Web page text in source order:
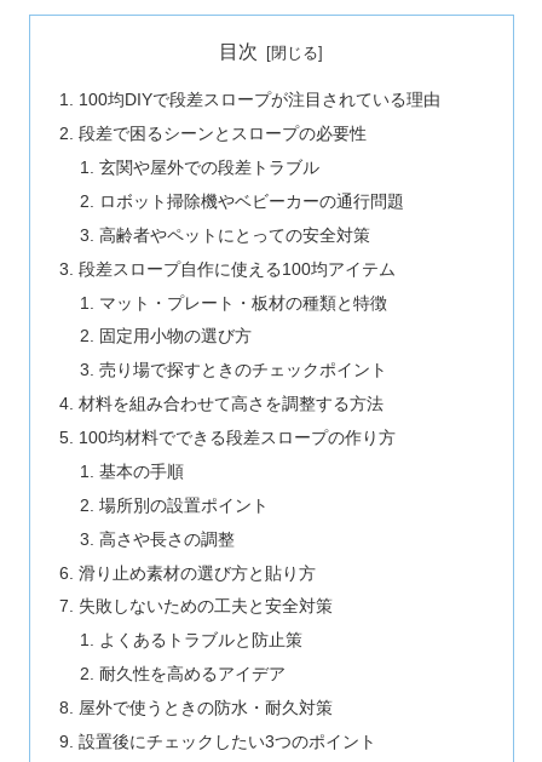
目次
100均DIYで段差スロープが注目されている理由
段差で困るシーンとスロープの必要性
玄関や屋外での段差トラブル
ロボット掃除機やベビーカーの通行問題
高齢者やペットにとっての安全対策
段差スロープ自作に使える100均アイテム
マット・プレート・板材の種類と特徴
固定用小物の選び方
売り場で探すときのチェックポイント
材料を組み合わせて高さを調整する方法
100均材料でできる段差スロープの作り方
基本の手順
場所別の設置ポイント
高さや長さの調整
滑り止め素材の選び方と貼り方
失敗しないための工夫と安全対策
よくあるトラブルと防止策
耐久性を高めるアイデア
屋外で使うときの防水・耐久対策
設置後にチェックしたい3つのポイント